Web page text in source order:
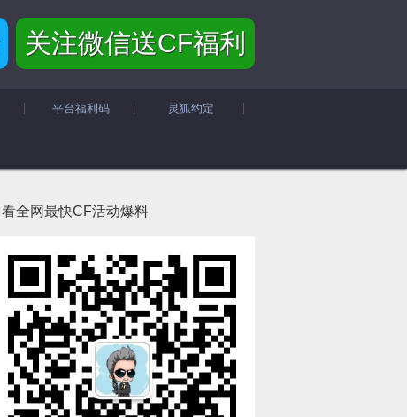
关注微信送CF福利
平台福利码 灵狐约定
看全网最快CF活动爆料